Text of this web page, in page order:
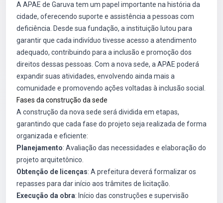
A APAE de Garuva tem um papel importante na história da
cidade, oferecendo suporte e assistência a pessoas com
deficiência. Desde sua fundação, a instituição lutou para
garantir que cada indivíduo tivesse acesso a atendimento
adequado, contribuindo para a inclusão e promoção dos
direitos dessas pessoas. Com a nova sede, a APAE poderá
expandir suas atividades, envolvendo ainda mais a
comunidade e promovendo ações voltadas à inclusão social.
Fases da construção da sede
A construção da nova sede será dividida em etapas,
garantindo que cada fase do projeto seja realizada de forma
organizada e eficiente:
Planejamento: Avaliação das necessidades e elaboração do
projeto arquitetônico.
Obtenção de licenças: A prefeitura deverá formalizar os
repasses para dar início aos trâmites de licitação.
Execução da obra: Início das construções e supervisão